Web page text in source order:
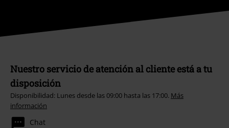
Nuestro servicio de atención al cliente está a tu
disposición
Disponibilidad: Lunes desde las 09:00 hasta las 17:00. Más
información
Chat